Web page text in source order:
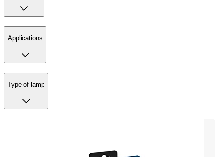
Applications
Type of lamp